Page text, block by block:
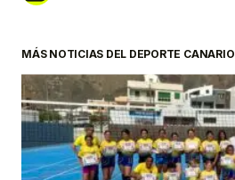
MÁS NOTICIAS DEL DEPORTE CANARIO